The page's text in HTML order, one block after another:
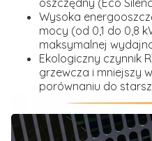
oszczędny (Eco
Wysoka
mocy (od 0,1 do 0,8
maksymalnej
Ekologiczny czynnik
grzewcza i mniejszy
porównaniu do